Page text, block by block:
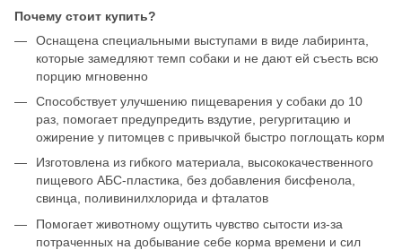
Почему стоит купить?
Оснащена специальными выступами в виде лабиринта,
которые замедляют темп собаки и не дают ей съесть всю
порцию мгновенно
Способствует улучшению пищеварения у собаки до 10
раз, помогает предупредить вздутие, регургитацию и
ожирение у питомцев с привычкой быстро поглощать корм
Изготовлена из гибкого материала, высококачественного
пищевого АБС-пластика, без добавления бисфенола,
свинца, поливинилхлорида и фталатов
Помогает животному ощутить чувство сытости из-за
потраченных на добывание себе корма времени и сил